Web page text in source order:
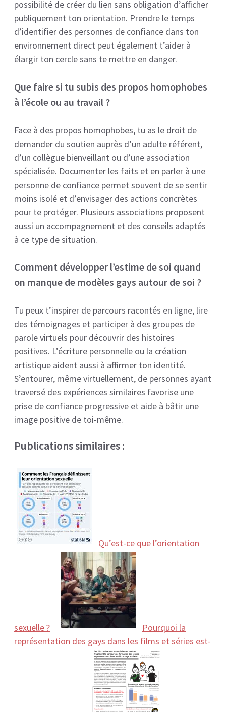
possibilité de créer du lien sans obligation d’afficher
publiquement ton orientation. Prendre le temps
d’identifier des personnes de confiance dans ton
environnement direct peut également t’aider à
élargir ton cercle sans te mettre en danger.
Que faire si tu subis des propos homophobes
à l’école ou au travail ?
Face à des propos homophobes, tu as le droit de
demander du soutien auprès d’un adulte référent,
d’un collègue bienveillant ou d’une association
spécialisée. Documenter les faits et en parler à une
personne de confiance permet souvent de se sentir
moins isolé et d’envisager des actions concrètes
pour te protéger. Plusieurs associations proposent
aussi un accompagnement et des conseils adaptés
à ce type de situation.
Comment développer l’estime de soi quand
on manque de modèles gays autour de soi ?
Tu peux t’inspirer de parcours racontés en ligne, lire
des témoignages et participer à des groupes de
parole virtuels pour découvrir des histoires
positives. L’écriture personnelle ou la création
artistique aident aussi à affirmer ton identité.
S’entourer, même virtuellement, de personnes ayant
traversé des expériences similaires favorise une
prise de confiance progressive et aide à bâtir une
image positive de toi-même.
Publications similaires :
Qu’est-ce que l’orientation
sexuelle ?
Pourquoi la
représentation des gays dans les films et séries est-